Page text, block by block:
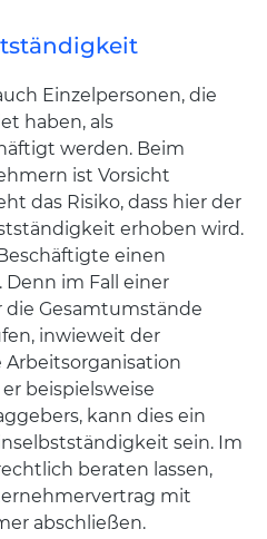
Einzelpersonen, die
haben, als
werden. Beim
ist Vorsicht
das Risiko, dass hier der
erhoben wird.
einen
im Fall einer
Gesamtumstände
inwieweit der
beispielsweise
kann dies ein
sein. Im
beraten lassen,
mit
abschließen.